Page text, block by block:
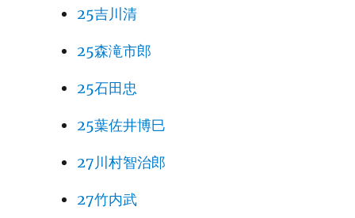
25吉川清
25森滝市郎
25石田忠
25葉佐井博巳
27川村智治郎
27竹内武